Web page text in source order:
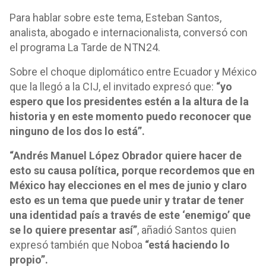
Para hablar sobre este tema, Esteban Santos,
analista, abogado e internacionalista, conversó con
el programa La Tarde de NTN24.
Sobre el choque diplomático entre Ecuador y México
que la llegó a la CIJ, el invitado expresó que: “yo
espero que los presidentes estén a la altura de la
historia y en este momento puedo reconocer que
ninguno de los dos lo está”.
“Andrés Manuel López Obrador quiere hacer de
esto su causa política, porque recordemos que en
México hay elecciones en el mes de junio y claro
esto es un tema que puede unir y tratar de tener
una identidad país a través de este ‘enemigo’ que
se lo quiere presentar así”, añadió Santos quien
expresó también que Noboa “está haciendo lo
propio”.